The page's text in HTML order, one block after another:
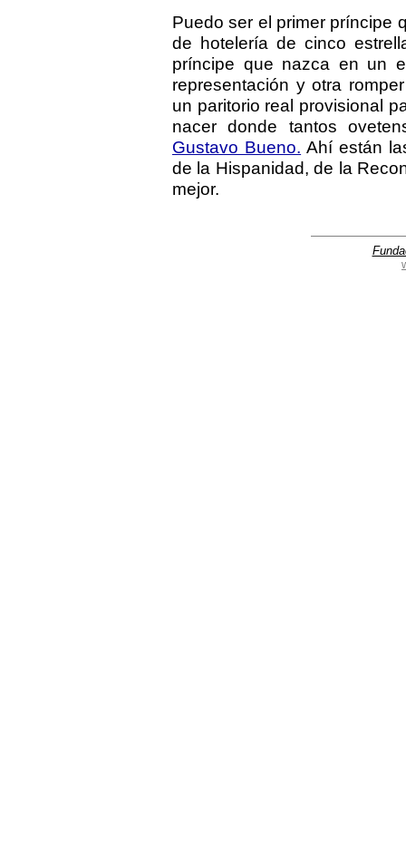
Puedo ser el primer príncipe
de hotelería de cinco
príncipe que nazca en un
representación y otra
un paritorio real provisional
nacer donde tantos
Gustavo Bueno. Ahí están
de la Hispanidad, de la
mejor.